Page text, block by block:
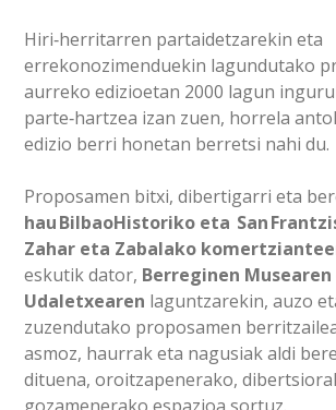
Hiri‑herritarren partaidetzarekin eta
errekonozimenduekin lagundutako
aurreko edizioetan 2000 lagun
parte‑hartzea izan zuen, horrela
edizio berri honetan berretsi nahi du.
Proposamen bitxi, dibertigarri eta
hau BilbaoHistoriko eta San
Zahar eta Zabalako
eskutik dator, Berreginen Musearen
Udaletxearen laguntzarekin, auzo
zuzendutako proposamen
asmoz, haurrak eta nagusiak aldi
dituena, oroitzapenerako,